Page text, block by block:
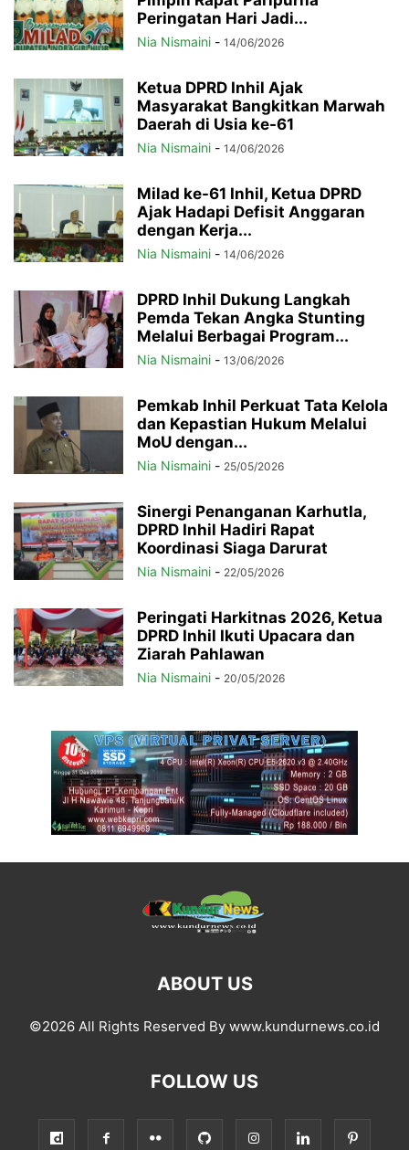
Peringatan Hari Jadi...
Nia Nismaini - 14/06/2026
Ketua DPRD Inhil Ajak
Masyarakat Bangkitkan Marwah
Daerah di Usia ke-61
Nia Nismaini - 14/06/2026
Milad ke-61 Inhil, Ketua DPRD
Ajak Hadapi Defisit Anggaran
dengan Kerja...
Nia Nismaini - 14/06/2026
DPRD Inhil Dukung Langkah
Pemda Tekan Angka Stunting
Melalui Berbagai Program...
Nia Nismaini - 13/06/2026
Pemkab Inhil Perkuat Tata Kelola
dan Kepastian Hukum Melalui
MoU dengan...
Nia Nismaini - 25/05/2026
Sinergi Penanganan Karhutla,
DPRD Inhil Hadiri Rapat
Koordinasi Siaga Darurat
Nia Nismaini - 22/05/2026
Peringati Harkitnas 2026, Ketua
DPRD Inhil Ikuti Upacara dan
Ziarah Pahlawan
Nia Nismaini - 20/05/2026
ABOUT US
©2026 All Rights Reserved By www.kundurnews.co.id
FOLLOW US